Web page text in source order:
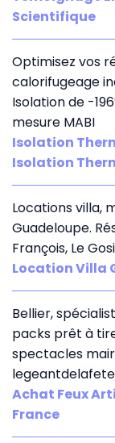
Scientifique
Optimisez vos
calorifugeage
Isolation de -
mesure MABI
Isolation
Isolation
Locations villa,
Guadeloupe.
François, Le
Location Villa
Bellier,
packs prêt à
spectacles
Achat Feux
France